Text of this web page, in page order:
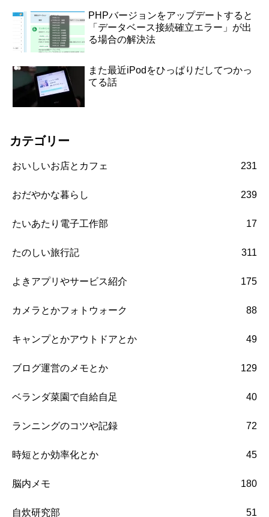
PHPバージョンをアップデートすると
「データベース接続確立エラー」が出
る場合の解決法
また最近iPodをひっぱりだしてつかっ
てる話
カテゴリー
おいしいお店とカフェ 231
おだやかな暮らし 239
たいあたり電子工作部 17
たのしい旅行記 311
よきアプリやサービス紹介 175
カメラとかフォトウォーク 88
キャンプとかアウトドアとか 49
ブログ運営のメモとか 129
ベランダ菜園で自給自足 40
ランニングのコツや記録 72
時短とか効率化とか 45
脳内メモ 180
自炊研究部 51